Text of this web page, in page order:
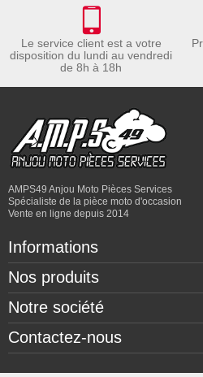
Le service client est a votre
disposition du lundi au vendredi
de 8h à 18h
AMPS49 Anjou Moto Pièces Services
Spécialiste de la pièce moto d'occasion
Vente en ligne depuis 2014
Informations
Nos produits
Notre société
Contactez-nous